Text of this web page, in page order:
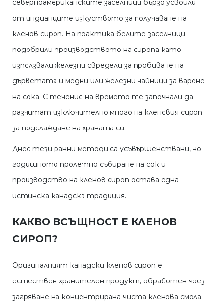
северноамериканските заселници бързо усвоили
от индианците изкуството за получаване на
кленов сироп. На практика белите заселници
подобрили производството на сиропа като
използвали железни свредели за пробиване на
дърветата и медни или железни чайници за варене
на сока. С течение на времето те започнали да
разчитат изключително много на кленовия сироп
за подслаждане на храната си.
Днес тези ранни методи са усъвършенствани, но
годишното пролетно събиране на сок и
производство на кленов сироп остава една
истинска канадска традиция.
КАКВО ВСЪЩНОСТ Е КЛЕНОВ
СИРОП?
Оригиналният канадски кленов сироп е
естествен хранителен продукт, обработен чрез
загряване на концентрирана чиста кленова смола.